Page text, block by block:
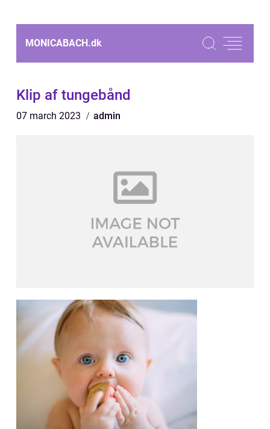
MONICABACH.dk
Klip af tungebånd
07 march 2023 admin